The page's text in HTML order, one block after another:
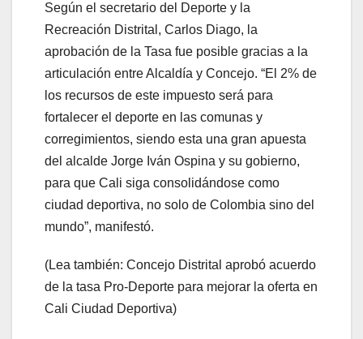
Según el secretario del Deporte y la
Recreación Distrital, Carlos Diago, la
aprobación de la Tasa fue posible gracias a la
articulación entre Alcaldía y Concejo. “El 2% de
los recursos de este impuesto será para
fortalecer el deporte en las comunas y
corregimientos, siendo esta una gran apuesta
del alcalde Jorge Iván Ospina y su gobierno,
para que Cali siga consolidándose como
ciudad deportiva, no solo de Colombia sino del
mundo”, manifestó.
(Lea también: Concejo Distrital aprobó acuerdo
de la tasa Pro-Deporte para mejorar la oferta en
Cali Ciudad Deportiva)